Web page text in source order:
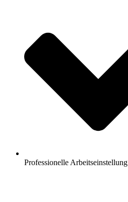
Professionelle Arbeitseinstellung